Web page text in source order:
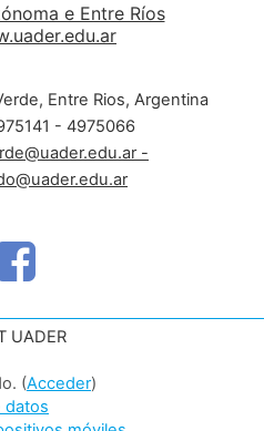
e Entre Ríos
Entre Rios, Argentina
- 4975066
-
UADER
(Acceder)
datos